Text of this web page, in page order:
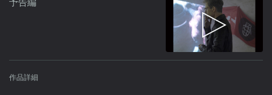
予告編
作品詳細